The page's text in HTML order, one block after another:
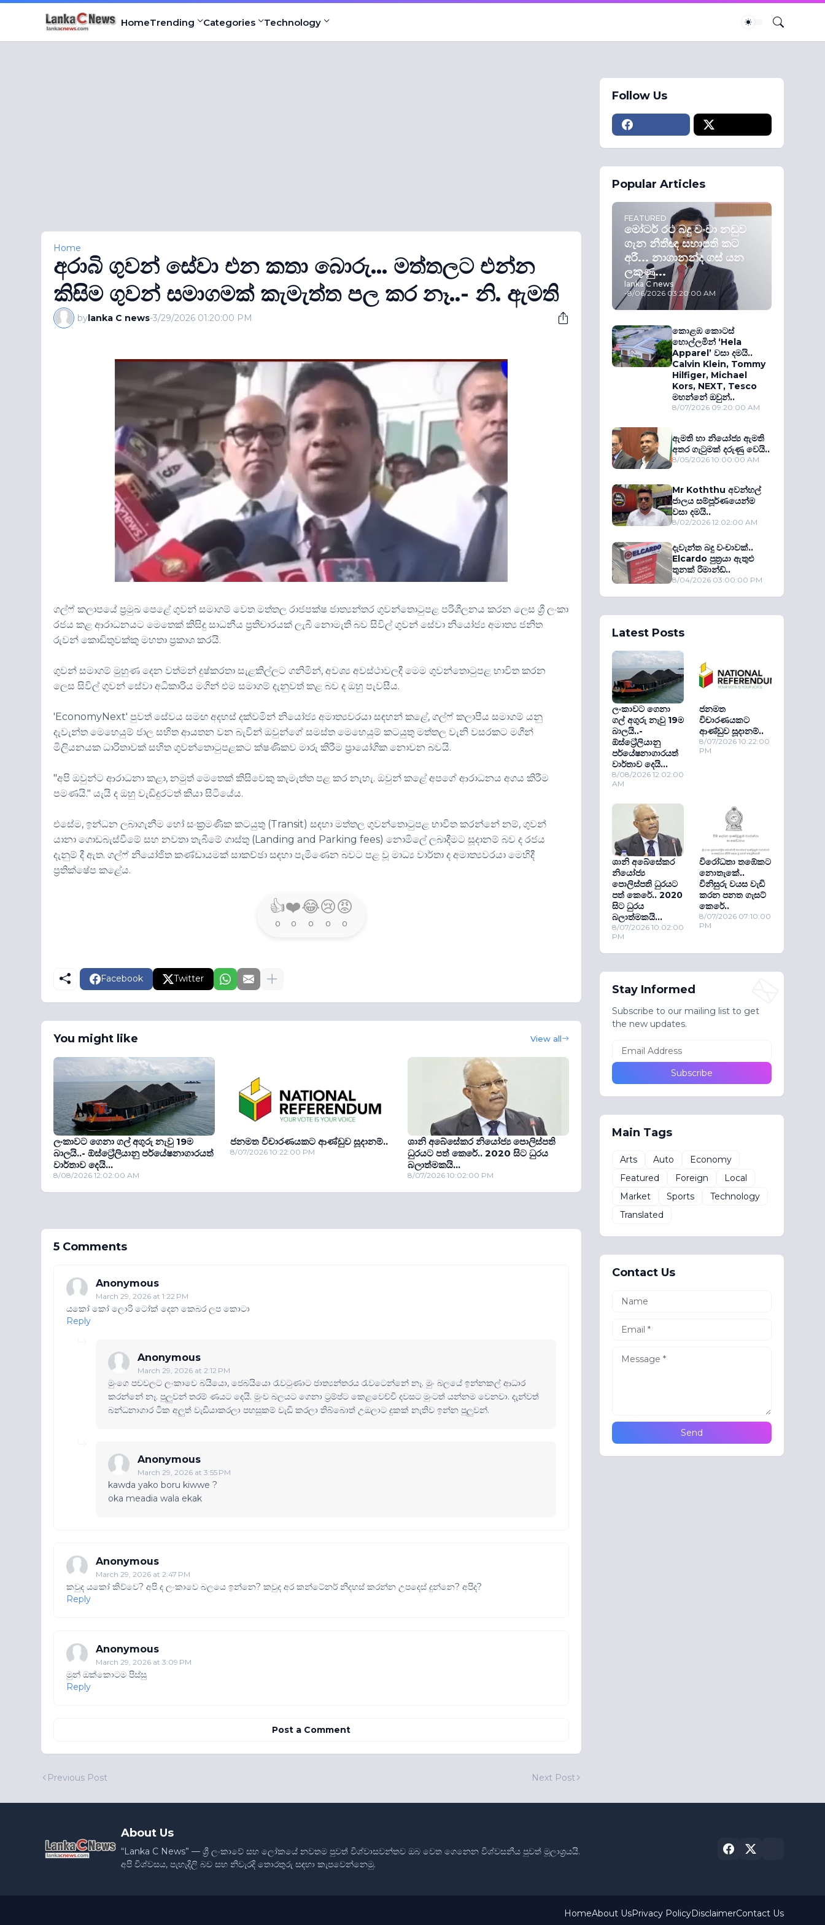
HomeTrending Categories Technology
Home
අරාබි ගුවන් සේවා එන කතා බොරු... මත්තලට එන්න
කිසිම ගුවන් සමාගමක් කැමැත්ත පල කර නෑ..- නි. ඇමති
bylanka C news-3/29/2026 01:20:00 PM
ගල්ෆ් කලාපයේ ප්‍රමුඛ පෙළේ ගුවන් සමාගම් වෙත මත්තල රාජපක්ෂ ජාත්‍යන්තර ගුවන්තොටුපළ පරිශීලනය කරන ලෙස ශ්‍රී ලංකා
රජය කළ ආරාධනයට මෙතෙක් කිසිදු සාධනීය ප්‍රතිචාරයක් ලැබී නොමැති බව සිවිල් ගුවන් සේවා නියෝජ්‍ය අමාත්‍ය ජනිත
රුවන් කොඩිතුවක්කු මහතා ප්‍රකාශ කරයි.
ගුවන් සමාගම් මුහුණ දෙන වත්මන් දුෂ්කරතා සැළකිල්ලට ගනිමින්, අවශ්‍ය අවස්ථාවලදී මෙම ගුවන්තොටුපළ භාවිත කරන
ලෙස සිවිල් ගුවන් සේවා අධිකාරිය මගින් එම සමාගම් දැනුවත් කළ බව ද ඔහු පැවසීය.
'EconomyNext' පුවත් සේවය සමඟ අදහස් දක්වමින් නියෝජ්‍ය අමාත්‍යවරයා සඳහන් කළේ, ගල්ෆ් කලාපීය සමාගම් යනු
දැවැන්ත මෙහෙයුම් ජාල සහිත ආයතන වන බැවින් ඔවුන්ගේ සමස්ත මෙහෙයුම් කටයුතු මත්තල වැනි වසරකට මගීන්
මිලියනයක ධාරිතාවක් සහිත ගුවන්තොටුපළකට ක්ෂණිකව මාරු කිරීම ප්‍රායෝගික නොවන බවයි.
"අපි ඔවුන්ට ආරාධනා කළා, නමුත් මෙතෙක් කිසිවෙකු කැමැත්ත පළ කර නැහැ. ඔවුන් කළේ අපගේ ආරාධනය අගය කිරීම
පමණයි." යැයි ද ඔහු වැඩිදුරටත් කියා සිටියේය.
එසේම, ඉන්ධන ලබාගැනීම හෝ සංක්‍රමණික කටයුතු (Transit) සඳහා මත්තල ගුවන්තොටුපළ භාවිත කරන්නේ නම්, ගුවන්
යානා ගොඩබැස්වීමේ සහ නවතා තැබීමේ ගාස්තු (Landing and Parking fees) නොමිලේ ලබාදීමට සූදානම් බව ද රජය
දැනුම් දී ඇත. ගල්ෆ් නියෝජිත කණ්ඩායමක් සාකච්ඡා සඳහා පැමිණෙන බවට පළ වූ මාධ්‍ය වාර්තා ද අමාත්‍යවරයා මෙහිදී
ප්‍රතික්ෂේප කළේය.
👍
0
❤️
0
😂
0
😢
0
😡
0
Facebook Twitter
You might like View all
ලංකාවට ගෙනා ගල් අගුරු නැවු 19ම
බාලයි..- ඕස්ට්‍රේලියානු පර්යේෂනාගාරයත්
වාර්තාව දෙයි...
8/08/2026 12:02:00 AM
ජනමත විචාරණයකට ආණ්ඩුව සූදානම්..
8/07/2026 10:22:00 PM
ශානි අබේසේකර නියෝජ්‍ය පොලිස්පති
ධුරයට පත් කෙරේ.. 2020 සිට ධුරය
බලාත්මකයි...
8/07/2026 10:02:00 PM
5 Comments
Anonymous
March 29, 2026 at 1:22 PM
යකෝ කෝ ලොරි ටෝක් දෙන කෙබර ලප කොටා
Reply
Anonymous
March 29, 2026 at 2:12 PM
මුංගෙ පචවලට ලංකාවෙ බයියො, ජෙබයියො රැවටුණාට ජාත්‍යන්තරය රැවටෙන්නේ නෑ. මුං බලයේ ඉන්නකල් ආධාර
කරන්නේ නෑ. පුලුවන් තරම් ණයට දෙයි. මුංව බලයට ගෙනා ට්‍රම්ප්ට කෙළවෙච්චි දවසට මුංටත් යන්නම වෙනවා. දැන්වත්
බන්ධනාගාර ටික අලුත් වැඩියාකරලා පහසුකම් වැඩි කරලා තිබ්බොත් උඔලාට දුකක් නැතිව ඉන්න පුලුවන්.
Anonymous
March 29, 2026 at 3:55 PM
kawda yako boru kiwwe ?
oka meadia wala ekak
Anonymous
March 29, 2026 at 2:47 PM
කවුද යකෝ කිව්වෙ? අපි ද ලංකාවෙ බලයෙ ඉන්නෙ? කවුද අර කන්ටේනර් නිදහස් කරන්න උපදෙස් දුන්නෙ? අපිද?
Reply
Anonymous
March 29, 2026 at 3:09 PM
මුන් ඔක්කොටම පිස්සු
Reply
Post a Comment
Previous Post Next Post
Follow Us
Popular Articles
FEATURED
මෝටර් රථ බදු වංචා නඩුව
ගැන නීතීඥ සභාපති කට
අරී... නාගානන්ද ගස් යන
ලකුණු...
lanka C news
-8/06/2026 03:20:00 AM
කොළඹ කොටස්
හොල්ලමින් ‘Hela
Apparel’ වසා දමයි..
Calvin Klein, Tommy
Hilfiger, Michael
Kors, NEXT, Tesco
මහන්නේ ඔවුන්..
8/07/2026 09:20:00 AM
ඇමති හා නියෝජ්‍ය ඇමති
අතර ගැටුමක් දරුණු වෙයි..
8/05/2026 10:00:00 AM
Mr Koththu අවන්හල්
ජාලය සම්පූර්ණයෙන්ම
වසා දමයි..
8/02/2026 12:02:00 AM
දැවැන්ත බදු වංචාවක්..
Elcardo පුත‍්‍රයා ඇතුළු
තුනක් රිමාන්ඩ්..
8/04/2026 03:00:00 PM
Latest Posts
ලංකාවට ගෙනා
ගල් අගුරු නැවු 19ම
බාලයි..-
ඕස්ට්‍රේලියානු
පර්යේෂනාගාරයත්
වාර්තාව දෙයි...
8/08/2026 12:02:00
AM
ජනමත
විචාරණයකට
ආණ්ඩුව සූදානම්..
8/07/2026 10:22:00
PM
ශානි අබේසේකර
නියෝජ්‍ය
පොලිස්පති ධුරයට
පත් කෙරේ.. 2020
සිට ධුරය
බලාත්මකයි...
8/07/2026 10:02:00
PM
විරෝධතා තඹේකට
නොතැකේ..
විනිසුරු වයස වැඩි
කරන පනත ගැසට්
කෙරේ..
8/07/2026 07:10:00
PM
Stay Informed
Subscribe to our mailing list to get
the new updates.
Main Tags
Arts Auto
Economy
Featured
Foreign
Local
Market
Sports
Technology
Translated
Contact Us
About Us
“Lanka C News” — ශ්‍රී ලංකාවේ සහ ලෝකයේ නවතම පුවත් විශ්වාසවන්තව ඔබ වෙත ගෙනෙන විශ්වසනීය පුවත් මූලාශ්‍රයයි.
අපි විශ්වසය, පැහැදිලි බව සහ නිවැරදි තොරතුරු සඳහා කැපවෙන්නෙමු.
HomeAbout UsPrivacy PolicyDisclaimerContact Us